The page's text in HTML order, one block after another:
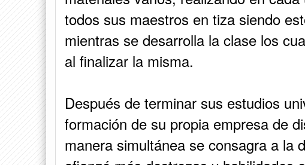
todos sus maestros en tiza siendo
mientras se desarrolla la clase los
al finalizar la misma.
Después de terminar sus estudios
formación de su propia empresa de
manera simultánea se consagra a la